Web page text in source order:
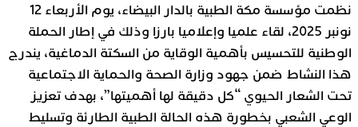
نظمت مؤسسة مكة الطبية بالدار البيضاء، يوم الأربعاء 12
نونبر 2025، لقاء علميا وإعلاميا بارزا وذلك في إطار الحملة
الوطنية للتحسيس بأهمية الوقاية من السكتة الدماغية، يندرج
هذا النشاط ضمن جهود وزارة الصحة والحماية الاجتماعية
تحت الشعار الحيوي “كل دقيقة لها أهميتها”، بهدف تعزيز
الوعي الشعبي بخطورة هذه الحالة الطبية الطارئة وتسليط